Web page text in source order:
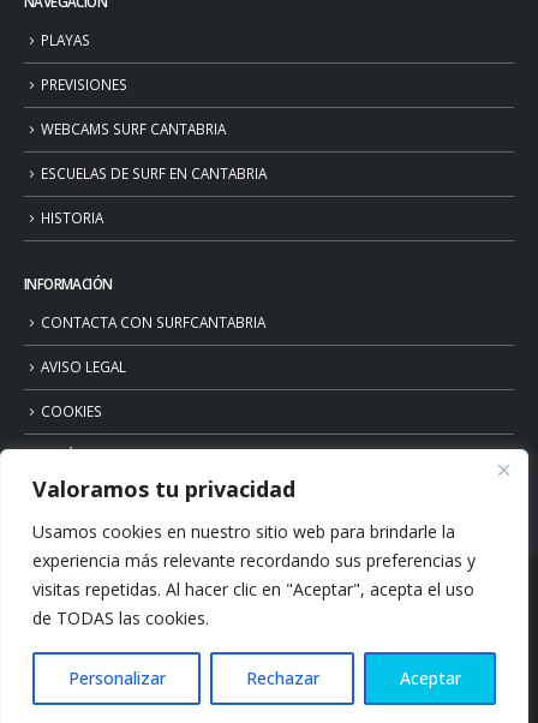
Valoramos tu privacidad
Usamos cookies en nuestro sitio web para brindarle la
experiencia más relevante recordando sus preferencias y
visitas repetidas. Al hacer clic en "Aceptar", acepta el uso
de TODAS las cookies.
Personalizar Rechazar Aceptar
PLAYAS
PREVISIONES
WEBCAMS SURF CANTABRIA
ESCUELAS DE SURF EN CANTABRIA
HISTORIA
INFORMACIÓN
CONTACTA CON SURFCANTABRIA
AVISO LEGAL
COOKIES
POLÍTICA DE PRIVACIDAD
© Copyright 2026. Surfcantabria.com. All Rights Reserved.